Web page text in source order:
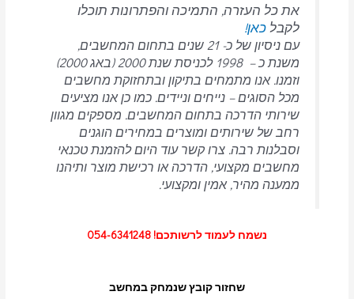
את כל העזרה, התמיכה והפתרונות תוכלו
לקבל כאן!
עם ניסיון של כ- 21 שנים בתחום המחשבים,
משנת כ – 1998 לכניסת שנת 2000 (באג 2000)
וזמנו. אנו מתמחים בתיקון ובתחזוקת מחשבים
מכל הסוגים – נייחים וניידים. כמו כן אנו מציעים
שירותי הדרכה בתחום המחשבים. מספקים מגוון
רחב של שירותים ומוצרים במחירים הוגנים
וסבלנות רבה. צרו קשר עוד היום להזמנת טכנאי
מחשבים מקצועי, הדרכה או רכישת מוצר ותיהנו
ממענה מהיר, אמין ומקצועי.
נשמח לעמוד לרשותכם! 054-6341248
שחזור קובץ שנמחק במחשב